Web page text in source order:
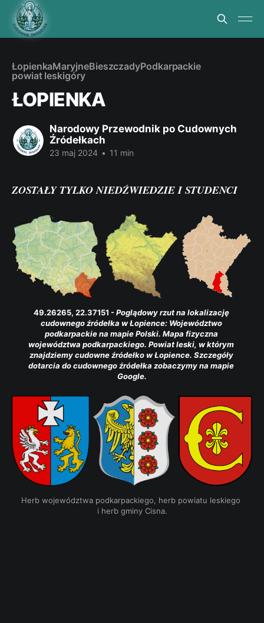
ŁopienkaMaryjneBieszczadyPodkarpackie
powiat leskigóry
ŁOPIENKA
Narodowy Przewodnik po Cudownych
Źródełkach
23 maj 2024 • 11 min
ZOSTAŁY TYLKO NIEDŹWIEDZIE I STUDENCI
49.26265, 22.37151 - Poglądowy rzut na lokalizację
cudownego źródełka w Łopience: Województwo
podkarpackie na mapie Polski. Mapa fizyczna
województwa podkarpackiego. Powiat leski, w którym
znajdziemy cudowne źródełko w Łopience. Szczegóły
dotarcia do cudownego źródełka zobaczymy na mapie
Google.
Herb województwa podkarpackiego, herb powiatu leskiego
i herb gminy Cisna.